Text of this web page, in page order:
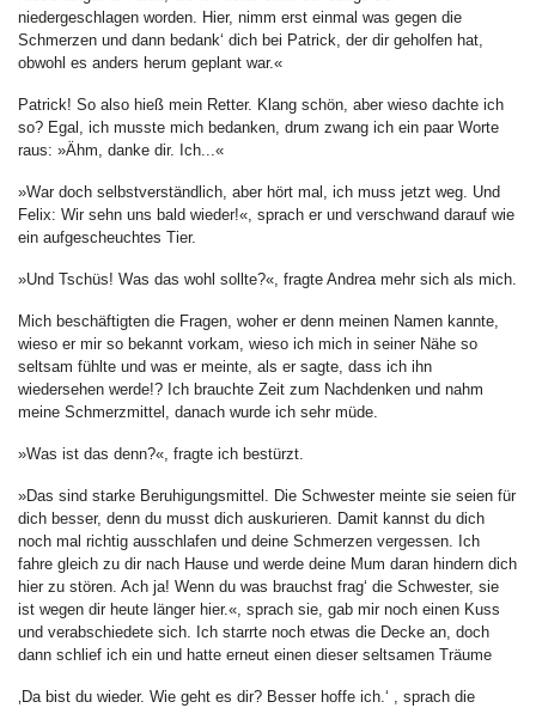
niedergeschlagen worden. Hier, nimm erst einmal was gegen die
Schmerzen und dann bedank‘ dich bei Patrick, der dir geholfen hat,
obwohl es anders herum geplant war.«
Patrick! So also hieß mein Retter. Klang schön, aber wieso dachte ich
so? Egal, ich musste mich bedanken, drum zwang ich ein paar Worte
raus: »Ähm, danke dir. Ich...«
»War doch selbstverständlich, aber hört mal, ich muss jetzt weg. Und
Felix: Wir sehn uns bald wieder!«, sprach er und verschwand darauf wie
ein aufgescheuchtes Tier.
»Und Tschüs! Was das wohl sollte?«, fragte Andrea mehr sich als mich.
Mich beschäftigten die Fragen, woher er denn meinen Namen kannte,
wieso er mir so bekannt vorkam, wieso ich mich in seiner Nähe so
seltsam fühlte und was er meinte, als er sagte, dass ich ihn
wiedersehen werde!? Ich brauchte Zeit zum Nachdenken und nahm
meine Schmerzmittel, danach wurde ich sehr müde.
»Was ist das denn?«, fragte ich bestürzt.
»Das sind starke Beruhigungsmittel. Die Schwester meinte sie seien für
dich besser, denn du musst dich auskurieren. Damit kannst du dich
noch mal richtig ausschlafen und deine Schmerzen vergessen. Ich
fahre gleich zu dir nach Hause und werde deine Mum daran hindern dich
hier zu stören. Ach ja! Wenn du was brauchst frag‘ die Schwester, sie
ist wegen dir heute länger hier.«, sprach sie, gab mir noch einen Kuss
und verabschiedete sich. Ich starrte noch etwas die Decke an, doch
dann schlief ich ein und hatte erneut einen dieser seltsamen Träume
‚Da bist du wieder. Wie geht es dir? Besser hoffe ich.‘ , sprach die